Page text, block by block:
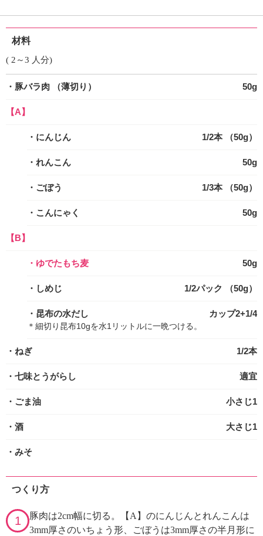
材料
( 2～3 人分)
・豚バラ肉 （薄切り） 50g
【A】
・にんじん 1/2本 （50g）
・れんこん 50g
・ごぼう 1/3本 （50g）
・こんにゃく 50g
【B】
・ゆでたもち麦 50g
・しめじ 1/2パック （50g）
・昆布の水だし カップ2+1/4
＊細切り昆布10gを水1リットルに一晩つける。
・ねぎ 1/2本
・七味とうがらし 適宜
・ごま油 小さじ1
・酒 大さじ1
・みそ
つくり方
1
豚肉は2cm幅に切る。【A】のにんじんとれんこんは
3mm厚さのいちょう形、ごぼうは3mm厚さの半月形に